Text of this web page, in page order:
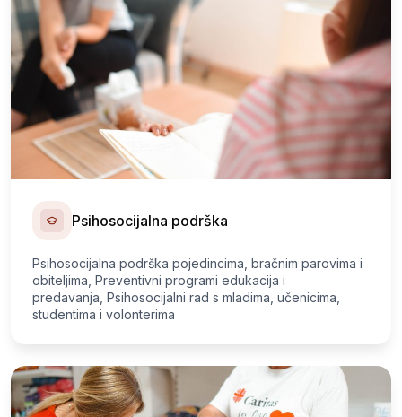
Psihosocijalna podrška
Psihosocijalna podrška pojedincima, bračnim parovima i
obiteljima, Preventivni programi edukacija i
predavanja, Psihosocijalni rad s mladima, učenicima,
studentima i volonterima